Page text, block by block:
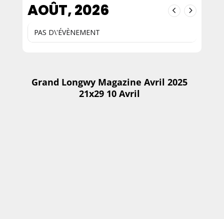
AOÛT, 2026
PAS D\'ÉVÈNEMENT
Grand Longwy Magazine Avril 2025
21x29 10 Avril